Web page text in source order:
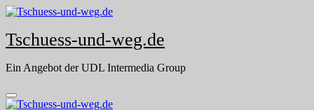
Skip
content
Tschuess-und-weg.de
Ein Angebot der UDL Intermedia Group